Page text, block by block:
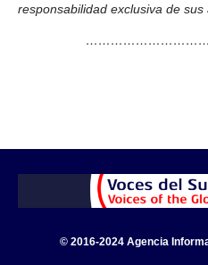
responsabilidad exclusiva de sus
© 2016-2024 Agencia